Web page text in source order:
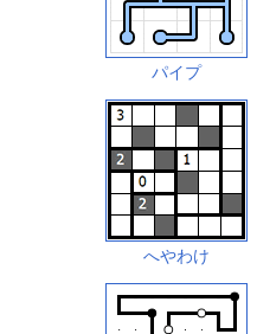
パイプ
へやわけ